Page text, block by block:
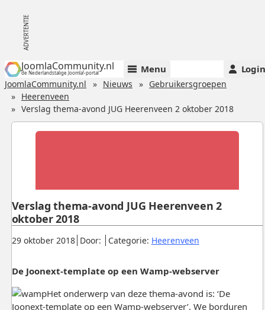
JoomlaCommunity.nl
de Nederlandstalige Joomla!-portal Menu Login
JoomlaCommunity.nl Nieuws
Gebruikersgroepen
Heerenveen
Verslag thema-avond JUG Heerenveen 2 oktober 2018
Gepubliceerd:
29 oktober 2018. Door: Categorie: Heerenveen.
Verslag thema-avond JUG Heerenveen 2
oktober 2018
De Joonext-template op een Wamp-webserver
Het onderwerp van deze thema-avond is: ‘De
Joonext-template op een Wamp-webserver’. We borduren